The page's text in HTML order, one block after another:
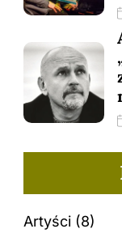
Artyści(8)